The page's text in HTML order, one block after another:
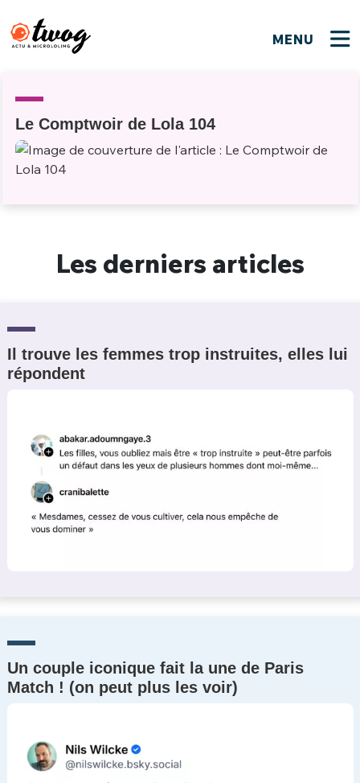
MENU
Le Comptwoir de Lola 104
Les derniers articles
Il trouve les femmes trop instruites, elles lui
répondent
Un couple iconique fait la une de Paris
Match ! (on peut plus les voir)
Bienvenue !
JE M'INSCRIS
PSEUDO*
EMAIL*
PASSWORD*
JE M'INSCRIS
CONNEXION
Que souhaitez-vous proposer ?
Quelques tweets
C'EST PARTI
Ma propre sélection
ME CONNECTER
C'EST PARTI